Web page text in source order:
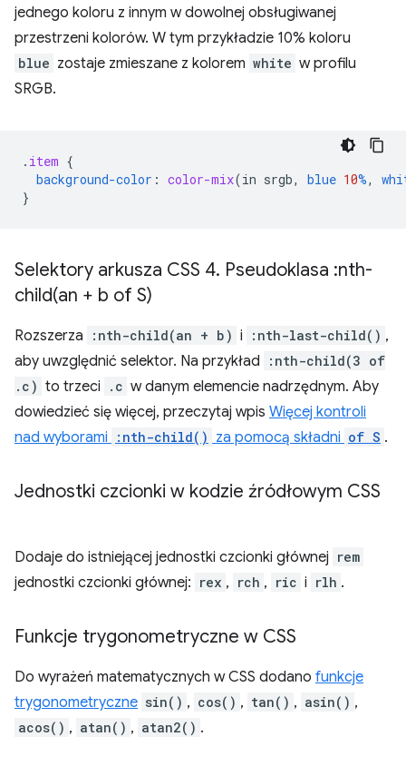
jednego koloru z innym w dowolnej obsługiwanej
przestrzeni kolorów. W tym przykładzie 10% koloru
blue zostaje zmieszane z kolorem white w profilu
SRGB.
. item {
background-color : color-mix(in srgb, blue 10%,
}
Selektory arkusza CSS 4. Pseudoklasa :nth-
child(an + b of S)
Rozszerza :nth-child(an + b) i :nth-last-child() ,
aby uwzględnić selektor. Na przykład
:nth-child(3 of
.c) to trzeci .c w danym elemencie nadrzędnym. Aby
dowiedzieć się więcej, przeczytaj wpis Więcej kontroli
nad wyborami
:nth-child() za pomocą składni of S .
Jednostki czcionki w kodzie źródłowym CSS
Dodaje do istniejącej jednostki czcionki głównej rem
jednostki czcionki głównej: rex , rch , ric i rlh .
Funkcje trygonometryczne w CSS
Do wyrażeń matematycznych w CSS dodano funkcje
trygonometryczne sin() , cos() , tan() , asin() ,
acos() , atan() , atan2() .